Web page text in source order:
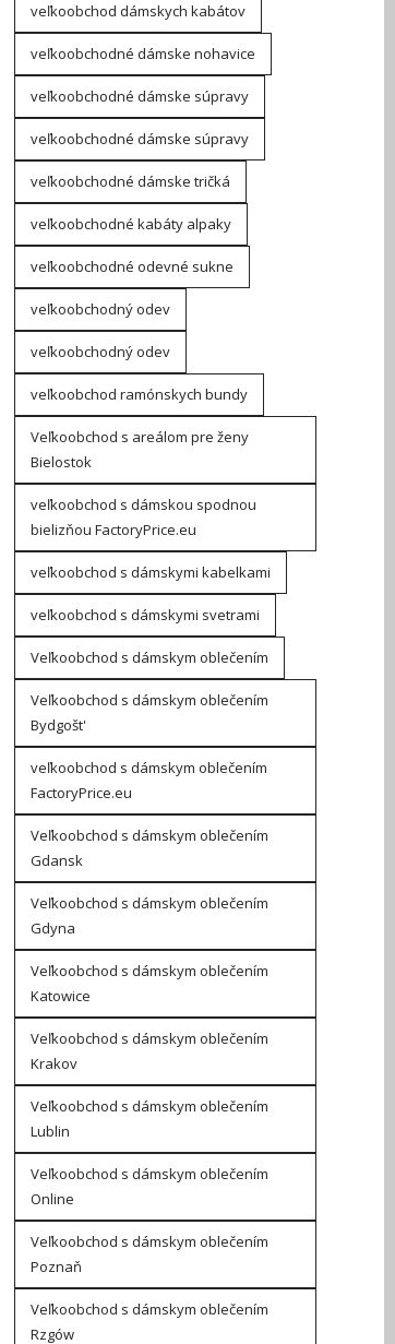
veľkoobchod dámskych kabátov
veľkoobchodné dámske nohavice
veľkoobchodné dámske súpravy
veľkoobchodné dámske súpravy
veľkoobchodné dámske tričká
veľkoobchodné kabáty alpaky
veľkoobchodné odevné sukne
veľkoobchodný odev
veľkoobchodný odev
veľkoobchod ramónskych bundy
Veľkoobchod s areálom pre ženy
Bielostok
veľkoobchod s dámskou spodnou
bielizňou FactoryPrice.eu
veľkoobchod s dámskymi kabelkami
veľkoobchod s dámskymi svetrami
Veľkoobchod s dámskym oblečením
Veľkoobchod s dámskym oblečením
Bydgošt'
veľkoobchod s dámskym oblečením
FactoryPrice.eu
Veľkoobchod s dámskym oblečením
Gdansk
Veľkoobchod s dámskym oblečením
Gdyna
Veľkoobchod s dámskym oblečením
Katowice
Veľkoobchod s dámskym oblečením
Krakov
Veľkoobchod s dámskym oblečením
Lublin
Veľkoobchod s dámskym oblečením
Online
Veľkoobchod s dámskym oblečením
Poznaň
Veľkoobchod s dámskym oblečením
Rzgów